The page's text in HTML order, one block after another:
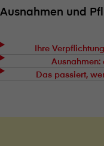
Ausnahmen und
Ihre
Das passiert,